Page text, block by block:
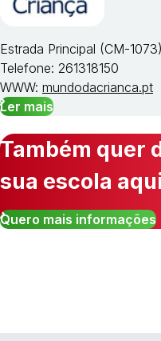
Estrada Principal (CM-
Telefone: 261318150
WWW: mundodacrianca.pt
Ler mais
Também quer
sua escola
Quero mais informações